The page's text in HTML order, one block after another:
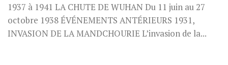
1937 à 1941 LA CHUTE DE WUHAN Du 11 juin au 27
octobre 1938 ÉVÉNEMENTS ANTÉRIEURS 1931,
INVASION DE LA MANDCHOURIE L’invasion de la...